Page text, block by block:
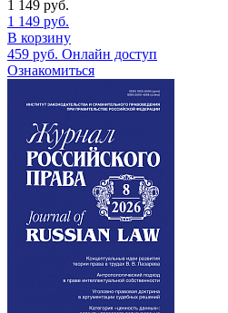
1 149 руб.
1 149 руб.
В корзину
459 руб. Онлайн доступ
Ознакомиться